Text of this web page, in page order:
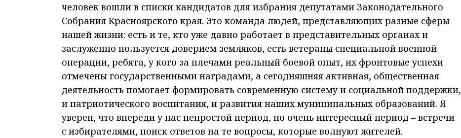
человек вошли в списки кандидатов для избрания депутатами Законодательного
Собрания Красноярского края. Это команда людей, представляющих разные сферы
нашей жизни: есть и те, кто уже давно работает в представительных органах и
заслуженно пользуется доверием земляков, есть ветераны специальной военной
операции, ребята, у кого за плечами реальный боевой опыт, их фронтовые успехи
отмечены государственными наградами, а сегодняшняя активная, общественная
деятельность помогает формировать современную систему и социальной поддержки,
и патриотического воспитания, и развития наших муниципальных образований. Я
уверен, что впереди у нас непростой период, но очень интересный период – встречи
с избирателями, поиск ответов на те вопросы, которые волнуют жителей.